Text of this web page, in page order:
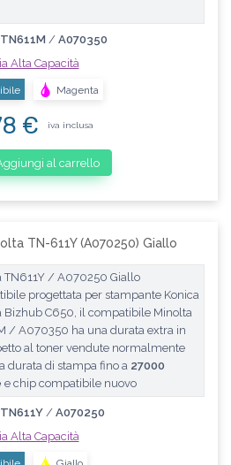
TN611M/ A070350
Alta Capacità
Magenta
€ iva inclusa
al carrello
TN-611Y (A070250) Giallo
TN611Y / A070250 Giallo
progettata per stampante Konica
Bizhub C650, il compatibile Minolta
/ A070350 ha una durata extra in
al toner vendute normalmente
durata di stampa fino a 27000
e chip compatibile nuovo
TN611Y/ A070250
Alta Capacità